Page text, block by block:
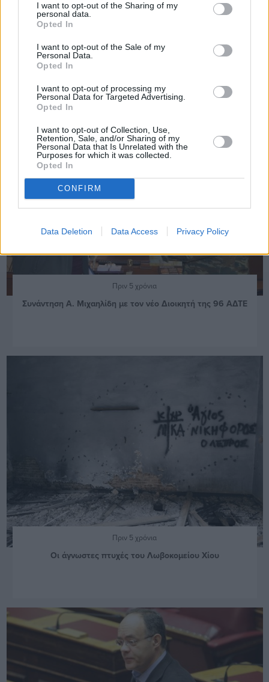
I want to opt-out of the Sharing of my
personal data.
Opted In
I want to opt-out of the Sale of my
Personal Data.
Opted In
I want to opt-out of processing my
Personal Data for Targeted Advertising.
Opted In
I want to opt-out of Collection, Use,
Retention, Sale, and/or Sharing of my
Personal Data that Is Unrelated with the
Purposes for which it was collected.
Opted In
CONFIRM
Data Deletion Data Access Privacy Policy
Στοιχεία για τις αποφάσεις ασύλου και τις επιστροφές ζητά ο
Πριν 5 χρόνια
Συνάντηση Α. Μιχαηλίδη με τον νέο Διοικητή της 96 ΑΔΤΕ
Πριν 5 χρόνια
Οι άγνωστες πτυχές του Λωβοκομείου Χίου